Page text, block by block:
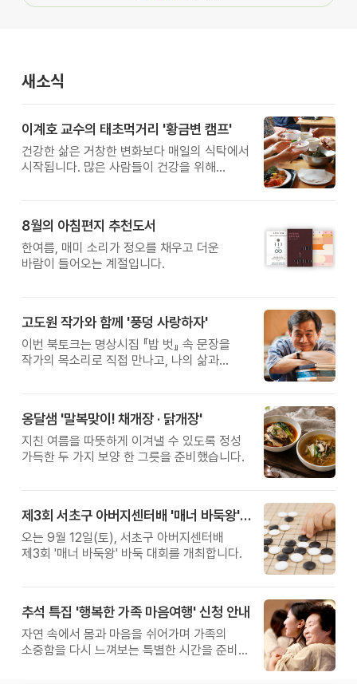
새소식
이계호 교수의 태초먹거리 '황금변 캠프'
건강한 삶은 거창한 변화보다 매일의 식탁에서
시작됩니다. 많은 사람들이 건강을 위해
받은 이계호 교수와 함께하는 태초먹거리
황금변 캠프
8월의 아침편지 추천도서
한여름, 매미 소리가 정오를 채우고 더운
바람이 들어오는 계절입니다.
고도원 작가와 함께 '풍덩 사랑하자'
이번 북토크는 명상시집 『밥 벗』 속 문장을
작가의 목소리로 직접 만나고, 나의 삶과
옹달샘 '말복맞이! 채개장 · 닭개장'
지친 여름을 따뜻하게 이겨낼 수 있도록 정성
가득한 두 가지 보양 한 그릇을 준비했습니다.
제3회 서초구 아버지센터배 '매너 바둑왕' 대회
오는 9월 12일(토), 서초구 아버지센터배
제3회 '매너 바둑왕' 바둑 대회를 개최합니다.
추석 특집 '행복한 가족 마음여행' 신청 안내
자연 속에서 몸과 마음을 쉬어가며 가족의
소중함을 다시 느껴보는 특별한 시간을 준비해